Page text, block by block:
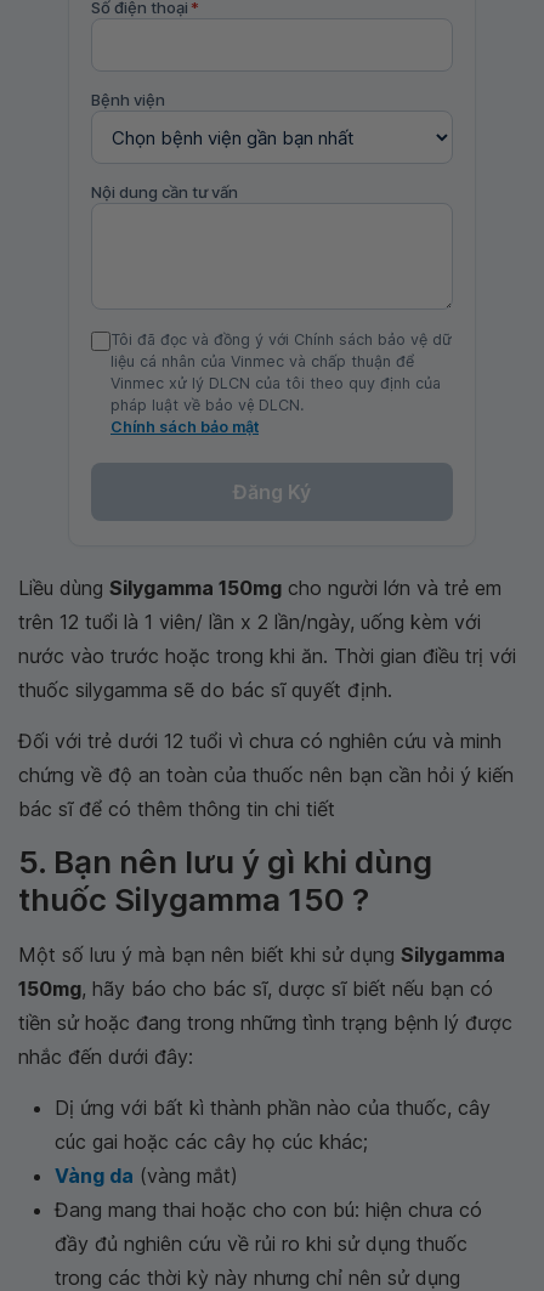
Số điện thoại *
Bệnh viện
Nội dung cần tư vấn
Tôi đã đọc và đồng ý với Chính sách bảo vệ dữ
liệu cá nhân của Vinmec và chấp thuận để
Vinmec xử lý DLCN của tôi theo quy định của
pháp luật về bảo vệ DLCN.
Chính sách bảo mật
Đăng Ký
Liều dùng Silygamma 150mg cho người lớn và trẻ em
trên 12 tuổi là 1 viên/ lần x 2 lần/ngày, uống kèm với
nước vào trước hoặc trong khi ăn. Thời gian điều trị với
thuốc silygamma sẽ do bác sĩ quyết định.
Đối với trẻ dưới 12 tuổi vì chưa có nghiên cứu và minh
chứng về độ an toàn của thuốc nên bạn cần hỏi ý kiến
bác sĩ để có thêm thông tin chi tiết
5. Bạn nên lưu ý gì khi dùng
thuốc Silygamma 150 ?
Một số lưu ý mà bạn nên biết khi sử dụng Silygamma
150mg, hãy báo cho bác sĩ, dược sĩ biết nếu bạn có
tiền sử hoặc đang trong những tình trạng bệnh lý được
nhắc đến dưới đây:
Dị ứng với bất kì thành phần nào của thuốc, cây
cúc gai hoặc các cây họ cúc khác;
Vàng da (vàng mắt)
Đang mang thai hoặc cho con bú: hiện chưa có
đầy đủ nghiên cứu về rủi ro khi sử dụng thuốc
trong các thời kỳ này nhưng chỉ nên sử dụng